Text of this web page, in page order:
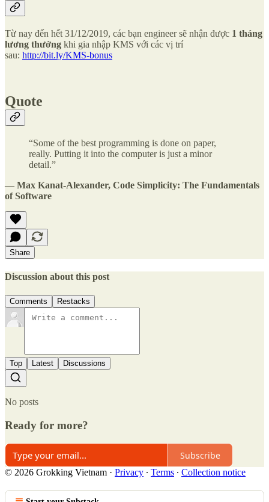
Từ nay đến hết 31/12/2019, các bạn engineer sẽ nhận được 1 tháng
lương thưởng khi gia nhập KMS với các vị trí
sau: http://bit.ly/KMS-bonus
Quote
“Some of the best programming is done on paper,
really. Putting it into the computer is just a minor
detail.”
― Max Kanat-Alexander, Code Simplicity: The Fundamentals
of Software
Share
Discussion about this post
Comments Restacks
Top Latest Discussions
No posts
Ready for more?
Subscribe
© 2026 Grokking Vietnam · Privacy ∙ Terms ∙ Collection notice